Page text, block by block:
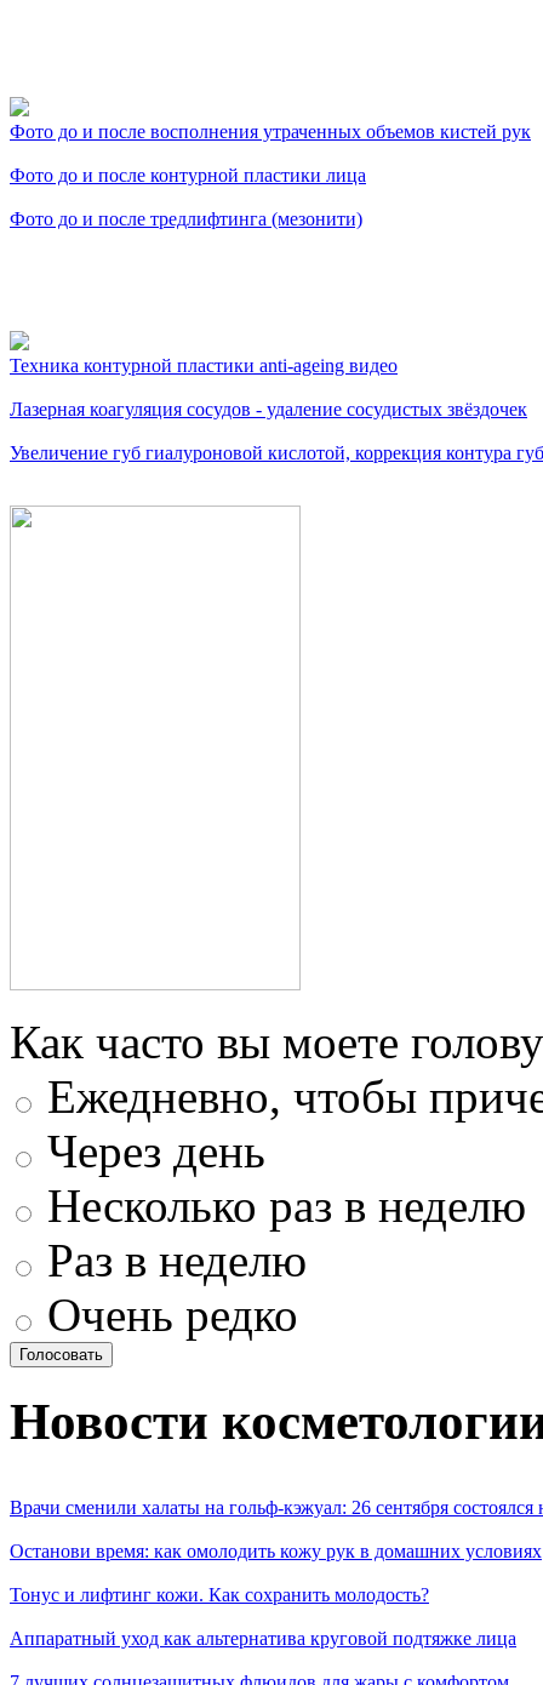
Фото до и после восполнения утраченных объемов кистей рук
Фото до и после контурной пластики лица
Фото до и после тредлифтинга (мезонити)
Техника контурной пластики anti-ageing видео
Лазерная коагуляция сосудов - удаление сосудистых звёздочек
Увеличение губ гиалуроновой кислотой, коррекция контура
Как часто вы моете
Ежедневно, чтобы
Через день
Несколько раз в неделю
Раз в неделю
Очень редко
Новости
Врачи сменили халаты на гольф-кэжуал: 26 сентября
Останови время: как омолодить кожу рук в домашних условиях
Тонус и лифтинг кожи. Как сохранить молодость?
Аппаратный уход как альтернатива круговой подтяжке лица